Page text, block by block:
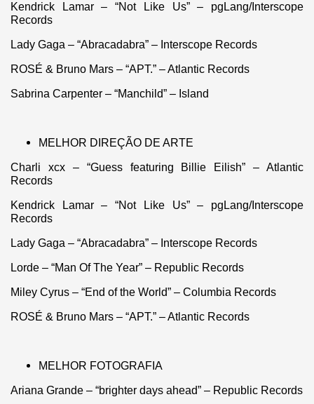
Kendrick Lamar – “Not Like Us” – pgLang/Interscope
Records
Lady Gaga – “Abracadabra” – Interscope Records
ROSÉ & Bruno Mars – “APT.” – Atlantic Records
Sabrina Carpenter – “Manchild” – Island
MELHOR DIREÇÃO DE ARTE
Charli xcx – “Guess featuring Billie Eilish” – Atlantic
Records
Kendrick Lamar – “Not Like Us” – pgLang/Interscope
Records
Lady Gaga – “Abracadabra” – Interscope Records
Lorde – “Man Of The Year” – Republic Records
Miley Cyrus – “End of the World” – Columbia Records
ROSÉ & Bruno Mars – “APT.” – Atlantic Records
MELHOR FOTOGRAFIA
Ariana Grande – “brighter days ahead” – Republic Records